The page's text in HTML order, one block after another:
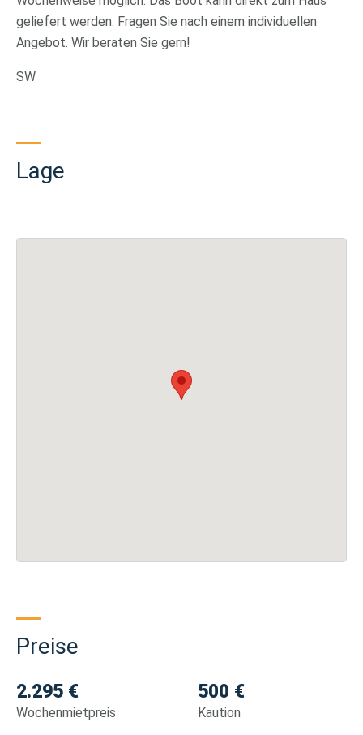
geliefert werden. Fragen Sie nach einem individuellen
Angebot. Wir beraten Sie gern!
SW
Lage
Preise
2.295 €
Wochenmietpreis
500 €
Kaution